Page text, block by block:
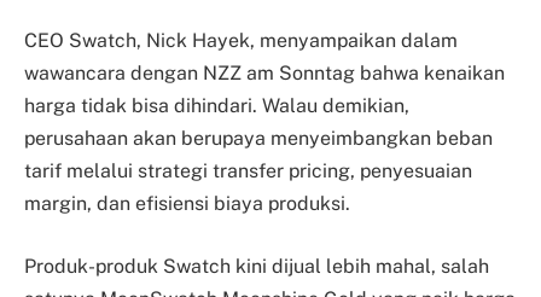
CEO Swatch, Nick Hayek, menyampaikan dalam
wawancara dengan NZZ am Sonntag bahwa kenaikan
harga tidak bisa dihindari. Walau demikian,
perusahaan akan berupaya menyeimbangkan beban
tarif melalui strategi transfer pricing, penyesuaian
margin, dan efisiensi biaya produksi.
Produk-produk Swatch kini dijual lebih mahal, salah